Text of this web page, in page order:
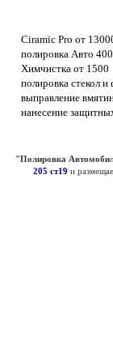
Ciramic Pro от
полировка Авто
Химчистка от 1500
полировка стекол
выправление
нанесение
"Полировка
205 ст19 и